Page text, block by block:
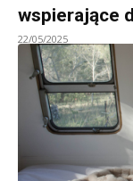
wspierające
22/05/2025